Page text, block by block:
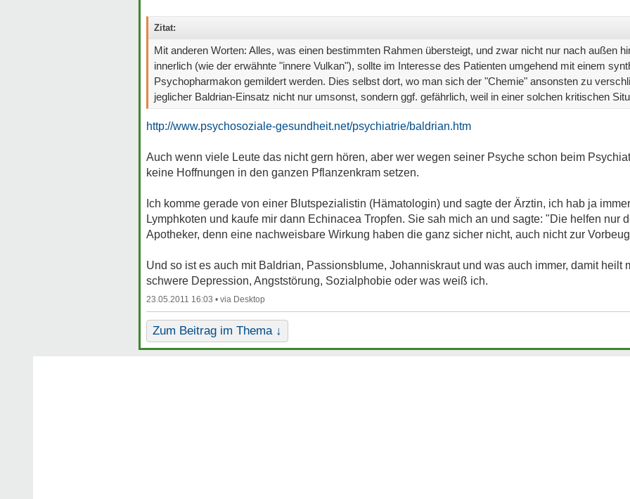
Zitat:
Mit anderen Worten: Alles, was einen bestimmten Rahmen übersteigt, und zwar nicht nur nach außen
innerlich (wie der erwähnte "innere Vulkan"), sollte im Interesse des Patienten umgehend mit einem
Psychopharmakon gemildert werden. Dies selbst dort, wo man sich der "Chemie" ansonsten zu
jeglicher Baldrian-Einsatz nicht nur umsonst, sondern ggf. gefährlich, weil in einer solchen kritischen
http://www.psychosoziale-gesundheit.net/psychiatrie/baldrian.htm
Auch wenn viele Leute das nicht gern hören, aber wer wegen seiner Psyche schon beim
keine Hoffnungen in den ganzen Pflanzenkram setzen.
Ich komme gerade von einer Blutspezialistin (Hämatologin) und sagte der Ärztin, ich hab ja
Lymphkoten und kaufe mir dann Echinacea Tropfen. Sie sah mich an und sagte: "Die helfen nur
Apotheker, denn eine nachweisbare Wirkung haben die ganz sicher nicht, auch nicht zur
Und so ist es auch mit Baldrian, Passionsblume, Johanniskraut und was auch immer, damit heilt
schwere Depression, Angststörung, Sozialphobie oder was weiß ich.
23.05.2011 16:03 •
Zum Beitrag im Thema ↓